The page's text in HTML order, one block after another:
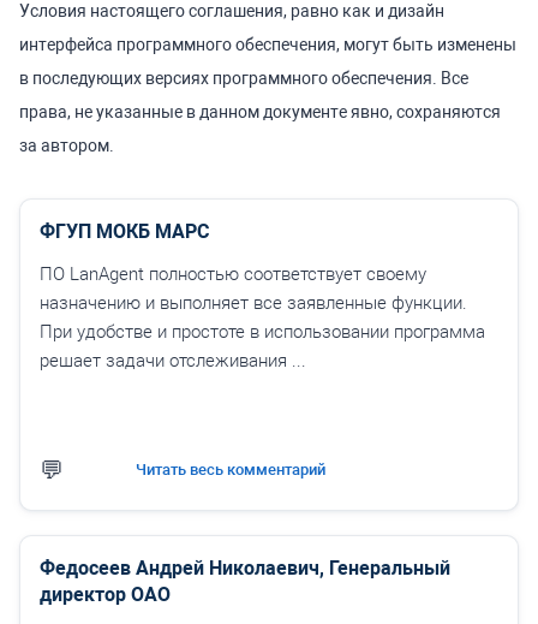
Условия настоящего соглашения, равно как и дизайн
интерфейса программного обеспечения, могут быть изменены
в последующих версиях программного обеспечения. Все
права, не указанные в данном документе явно, сохраняются
за автором.
ФГУП МОКБ МАРС
ПО LanAgent полностью соответствует своему
назначению и выполняет все заявленные функции.
При удобстве и простоте в использовании программа
решает задачи отслеживания ...
Читать весь комментарий
Федосеев Андрей Николаевич, Генеральный
директор ОАО